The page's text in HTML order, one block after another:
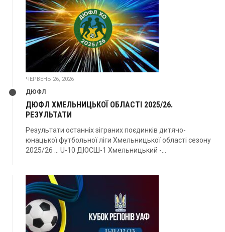
ЧЕРВЕНЬ 26, 2026
ДЮФЛ
ДЮФЛ ХМЕЛЬНИЦЬКОЇ ОБЛАСТІ 2025/26.
РЕЗУЛЬТАТИ
Результати останніх зіграних поєдинків дитячо-
юнацької футбольної ліги Хмельницької області сезону
2025/26 … U-10 ДЮСШ-1 Хмельницький -...